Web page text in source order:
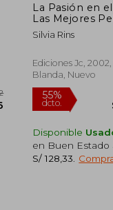
La Pasión en
Las Mejores
Románticas de
Historia
Silvia Rins
Ediciones Jc,
Blanda, Nuevo
Disponible
en Buen Estado
S/ 128,33